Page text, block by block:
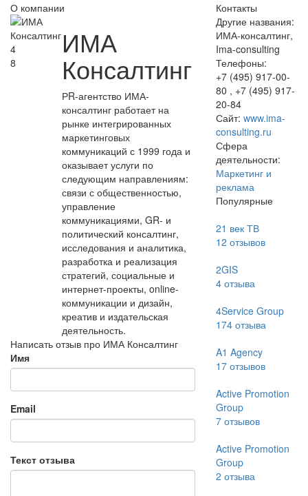
О компании
4
8
ИМА
Консалтинг
РR-агентство ИМА-
консалтинг работает на
рынке интегрированных
маркетинговых
коммуникаций с 1999 года и
оказывает услуги по
следующим направлениям:
связи с общественностью,
управление
коммуникациями, GR- и
политический консалтинг,
исследования и аналитика,
разработка и реализация
стратегий, социальные и
интернет-проекты, online-
коммуникации и дизайн,
креатив и издательская
деятельность.
Написать отзыв про ИМА Консалтинг
Имя
Email
Текст отзыва
Контакты
Другие названия:
ИМА-консалтинг,
Ima-consulting
Телефоны:
+7 (495) 917-00-
80 , +7 (495) 917-
20-84
Сайт: www.ima-
consulting.ru
Сфера
деятельности:
Маркетинг и
реклама
Популярные
21 век ТВ
12 отзывов
2GIS
4отзыва
4Service Group
174отзыва
A1 Agency
17отзывов
Active Promotion
Group
7отзывов
Active Promotion
Group
2 отзыва